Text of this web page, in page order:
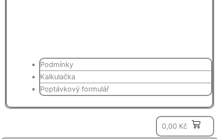
Podmínky
Kalkulačka
Poptávkový formulář
0,00 Kč